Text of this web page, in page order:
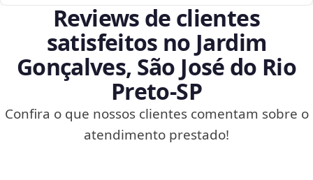
Reviews de clientes
satisfeitos no Jardim
Gonçalves, São José do Rio
Preto‑SP
Confira o que nossos clientes comentam sobre o
atendimento prestado!